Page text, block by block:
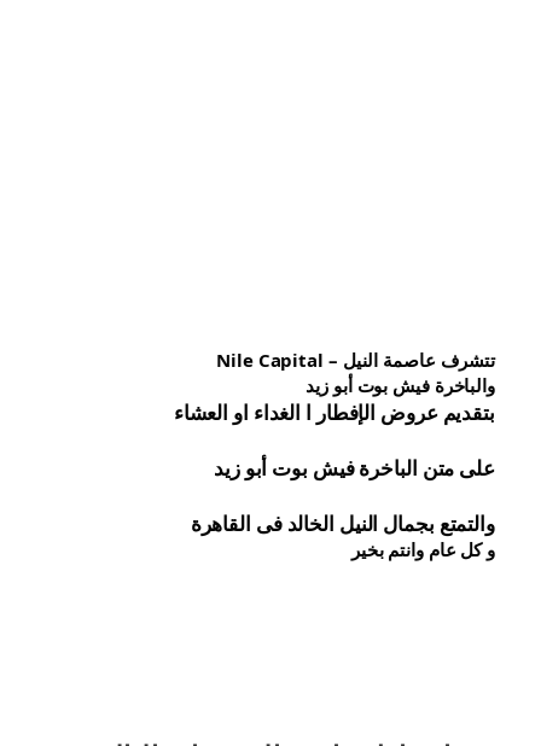
تتشرف عاصمة النيل – Nile Capital
والباخرة فيش بوت أبو زيد
بتقديم عروض الإفطار ا الغداء او العشاء
على متن الباخرة فيش بوت أبو زيد
والتمتع بجمال النيل الخالد فى القاهرة
و كل عام وانتم بخير